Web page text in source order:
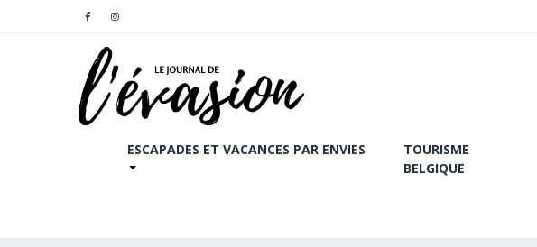
ESCAPADES ET VACANCES PAR ENVIES
TOURISME
BELGIQUE